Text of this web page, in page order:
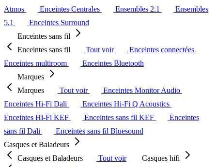
Atmos
Enceintes Centrales Ensembles 2.1
Ensembles
5.1
Enceintes Surround
Enceintes sans fil
Enceintes sans fil
Tout voir
Enceintes connectées
Enceintes multiroom
Enceintes Bluetooth
Marques
Marques
Tout voir
Enceintes Monitor Audio
Enceintes Hi-Fi Dali
Enceintes Hi-Fi Q Acoustics
Enceintes Hi-Fi KEF
Enceintes sans fil KEF
Enceintes
sans fil Dali
Enceintes sans fil Bluesound
Casques et Baladeurs
Casques et Baladeurs
Tout voir
Casques hifi